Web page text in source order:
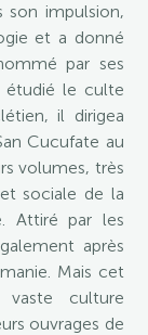
son impulsion,
et a donné
par ses
étudié le culte
il dirigea
Cucufate au
volumes, très
sociale de la
Attiré par les
après
Mais cet
culture
ouvrages de